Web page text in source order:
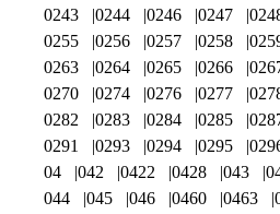
0243 0244 0246 0247
0255
0256 0257 0258
0263
0264 0265 0266
0270
0274 0276 0277
0282
0283 0284 0285
0291
0293 0294 0295
04
042 0422 0428 043
044
045 046 0460 0463